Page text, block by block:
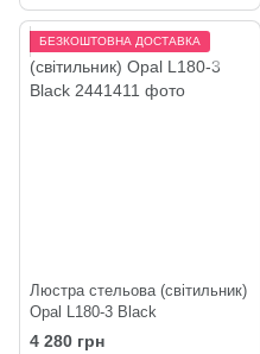
БЕЗКОШТОВНА ДОСТАВКА
Люстра стельова (світильник)
Opal L180-3 Black
4 280 грн